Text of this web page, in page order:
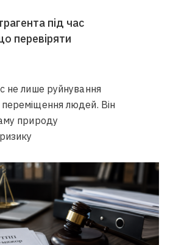
під час
перевіряти
не лише руйнування
людей. Він
природу